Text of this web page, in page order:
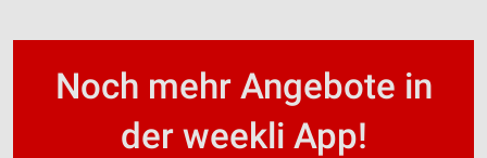
Noch mehr Angebote in
der weekli App!